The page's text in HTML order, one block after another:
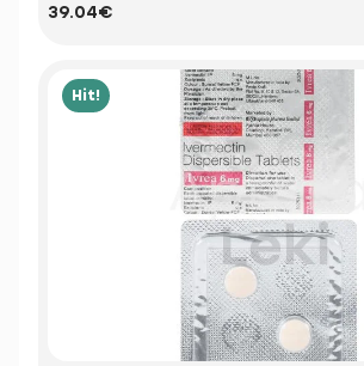
39.04€
Hit!